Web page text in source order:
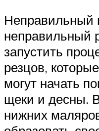
Неправильный
неправильный
запустить
резцов,
могут начать
щеки и десны.
нижних